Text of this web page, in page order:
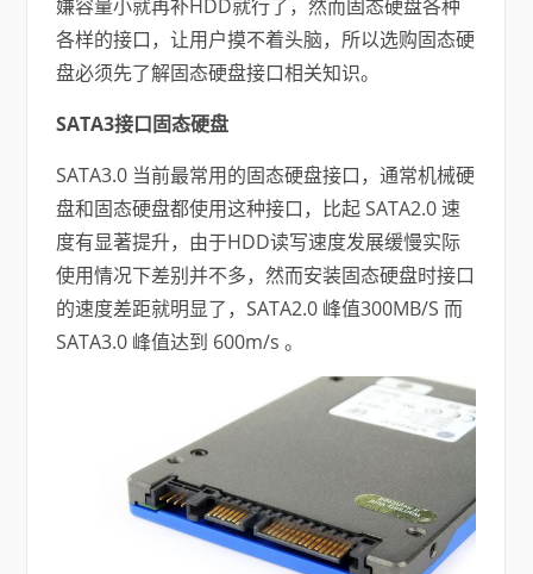
嫌容量小就再补HDD就行了，然而固态硬盘各种
各样的接口，让用户摸不着头脑，所以选购固态硬
盘必须先了解固态硬盘接口相关知识。
SATA3接口固态硬盘
SATA3.0 当前最常用的固态硬盘接口，通常机械硬
盘和固态硬盘都使用这种接口，比起 SATA2.0 速
度有显著提升，由于HDD读写速度发展缓慢实际
使用情况下差别并不多，然而安装固态硬盘时接口
的速度差距就明显了，SATA2.0 峰值300MB/S 而
SATA3.0 峰值达到 600m/s 。